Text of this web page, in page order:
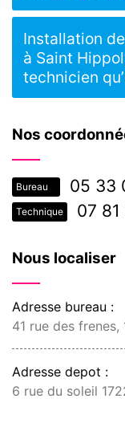
Nos
Bureau 05 33
Technique 07
Nous localiser
Adresse bureau :
41 rue des frenes,
Adresse depot :
6 rue du soleil
Installation
à Saint
technicien